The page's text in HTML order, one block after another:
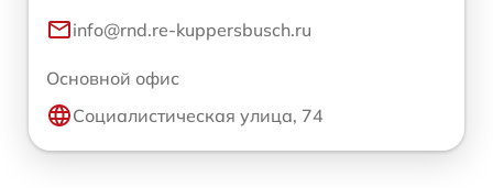
info@rnd.re-kuppersbusch.ru
Основной офис
Социалистическая улица, 74